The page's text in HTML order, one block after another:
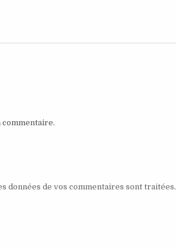
données de vos commentaires sont traitées.